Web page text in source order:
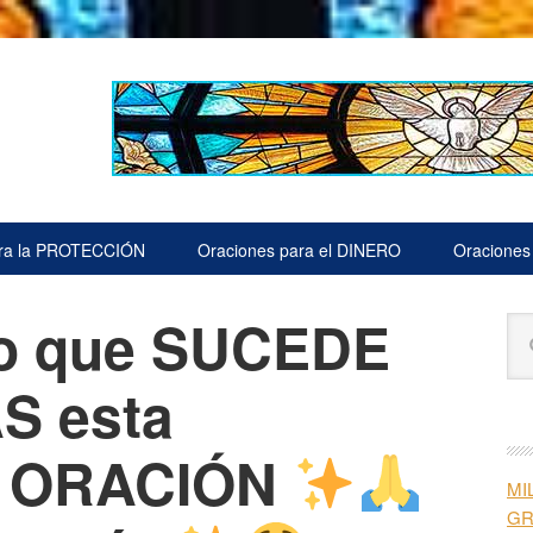
la PROTECCIÓN Oraciones para el DINERO
que SUCEDE
esta